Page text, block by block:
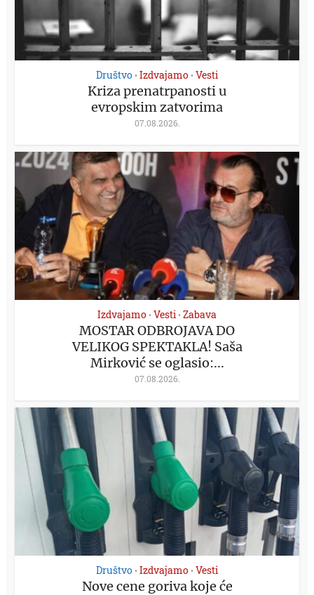
Društvo • Izdvajamo • Vesti
Kriza prenatrpanosti u
evropskim zatvorima
07.08.2026.
Izdvajamo • Vesti • Zabava
MOSTAR ODBROJAVA DO
VELIKOG SPEKTAKLA! Saša
Mirković se oglasio:...
07.08.2026.
Društvo • Izdvajamo • Vesti
Nove cene goriva koje će